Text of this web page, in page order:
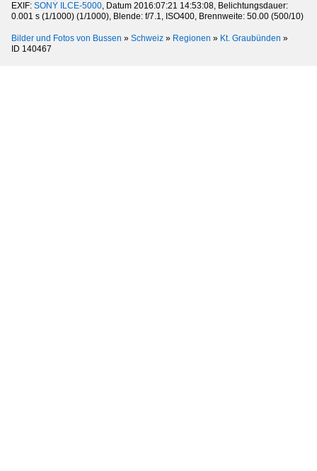
EXIF: SONY ILCE-5000, Datum 2016:07:21 14:53:08, Belichtungsdauer:
0.001 s (1/1000) (1/1000), Blende: f/7.1, ISO400, Brennweite: 50.00 (500/10)
Bilder und Fotos von Bussen » Schweiz » Regionen » Kt. Graubünden »
ID 140467